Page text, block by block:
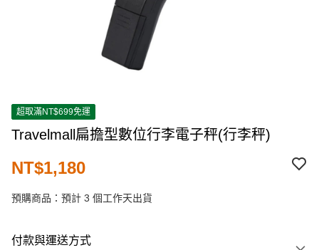
超取滿NT$699免運
Travelmall扁擔型數位行李電子秤(行李秤)
NT$1,180
預購商品：預計 3 個工作天出貨
付款與運送方式